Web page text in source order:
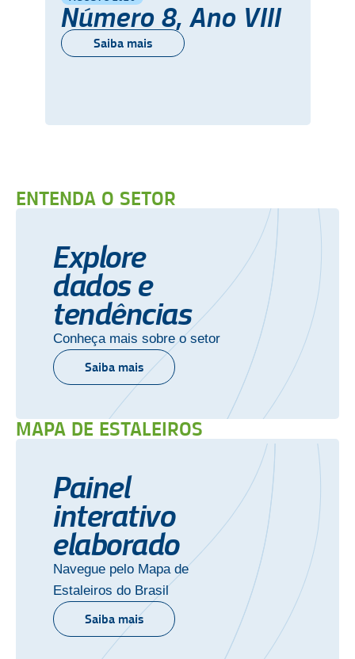
Número 8, Ano VIII
Saiba mais
ENTENDA O SETOR
Explore
dados e
tendências
Conheça mais sobre o setor
Saiba mais
MAPA DE ESTALEIROS
Painel
interativo
elaborado
Navegue pelo Mapa de
Estaleiros do Brasil
Saiba mais